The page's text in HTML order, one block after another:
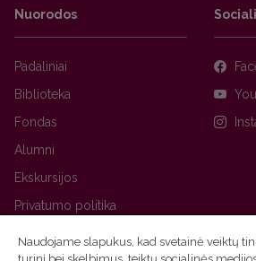
Nuorodos
Padaliniai
Biblioteka
Fondas
Alumni
Ekskursijos
Privatumo politika
Naudojame slapukus, kad svetainė veiktų